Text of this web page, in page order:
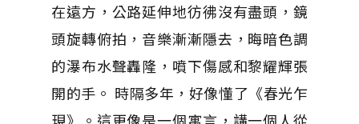
在遠方，公路延伸地彷彿沒有盡頭，鏡
頭旋轉俯拍，音樂漸漸隱去，晦暗色調
的瀑布水聲轟隆，噴下傷感和黎耀輝張
開的手。 時隔多年，好像懂了《春光乍